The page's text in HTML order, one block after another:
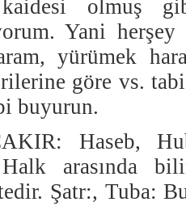
olmuş
Yani
yürümek
göre vs.
buyurun.
Haseb,
arasında
Şatr:, Tuba: